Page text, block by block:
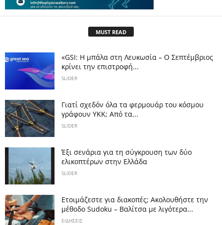
MUST READ
«GSI: Η μπάλα στη Λευκωσία – Ο Σεπτέμβριος
κρίνει την επιστροφή...
SLIDER
Γιατί σχεδόν όλα τα φερμουάρ του κόσμου
γράφουν YKK; Από τα...
SLIDER
Έξι σενάρια για τη σύγκρουση των δύο
ελικοπτέρων στην Eλλάδα
SLIDER
Ετοιμάζεστε για διακοπές; Ακολουθήστε την
μέθοδο Sudoku – Βαλίτσα με λιγότερα...
ΕΙΔΗΣΕΙΣ